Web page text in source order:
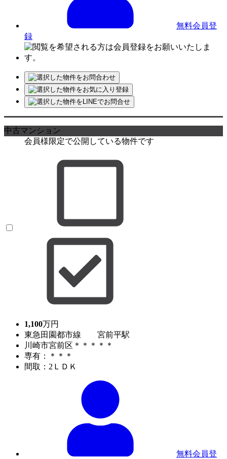
無料会員登
録
中古マンション
会員様限定で公開している物件です
1,100万円
東急田園都市線 宮前平駅
川崎市宮前区＊＊＊＊＊
専有：＊＊＊
間取：2ＬＤＫ
無料会員登